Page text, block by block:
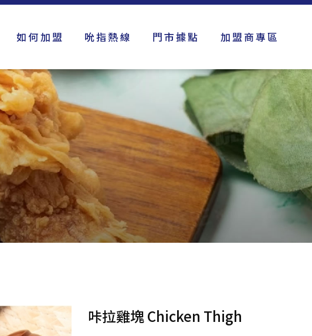
如何加盟 吮指熱線 門市據點 加盟商專區
咔拉雞塊 Chicken Thigh